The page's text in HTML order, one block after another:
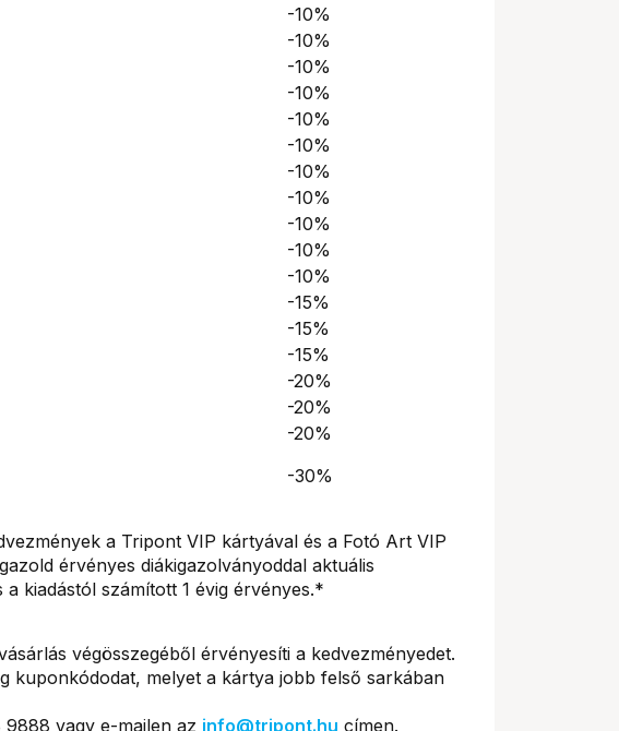
-10%
-10%
-10%
-10%
-10%
-10%
-10%
-10%
-10%
-10%
-10%
-15%
-15%
-15%
-20%
-20%
-20%
-30%
a Tripont VIP kártyával és a Fotó Art VIP
érvényes diákigazolványoddal aktuális
a kiadástól számított 1 évig érvényes.*
végösszegéből érvényesíti a kedvezményedet.
kuponkódodat, melyet a kártya jobb felső sarkában
vagy e-mailen az info@tripont.hu címen.